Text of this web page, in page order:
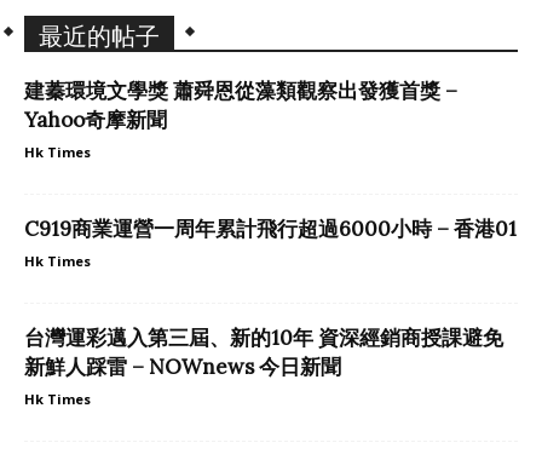
最近的帖子
建蓁環境文學獎 蕭舜恩從藻類觀察出發獲首獎 –
Yahoo奇摩新聞
Hk Times
C919商業運營一周年累計飛行超過6000小時 – 香港01
Hk Times
台灣運彩邁入第三屆、新的10年 資深經銷商授課避免
新鮮人踩雷 – NOWnews 今日新聞
Hk Times